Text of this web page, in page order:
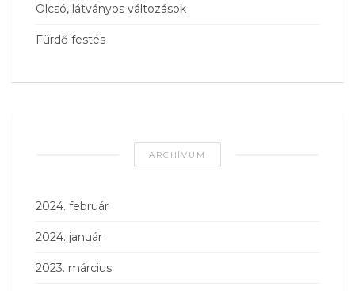
Olcsó, látványos változások
Fürdő festés
ARCHÍVUM
2024. február
2024. január
2023. március